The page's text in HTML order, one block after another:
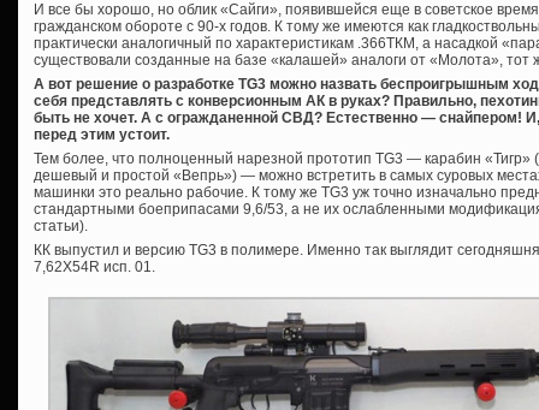
И все бы хорошо, но облик «Сайги», появившейся еще в советское
гражданском обороте с 90-х годов. К тому же имеются как
практически аналогичный по характеристикам .366ТКМ, а насадкой
существовали созданные на базе «калашей» аналоги от «Молота»,
А вот решение о разработке TG3 можно назвать беспроигрышным
себя представлять с конверсионным АК в руках? Правильно,
быть не хочет. А с огражданенной СВД? Естественно — снайпером! И,
перед этим устоит.
Тем более, что полноценный нарезной прототип TG3 — карабин «Тигр»
дешевый и простой «Вепрь») — можно встретить в самых суровых
машинки это реально рабочие. К тому же TG3 уж точно изначально
стандартными боеприпасами 9,6/53, а не их ослабленными
статьи).
КК выпустил и версию TG3 в полимере. Именно так выглядит
7,62Х54R исп. 01.